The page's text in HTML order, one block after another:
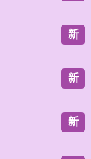
新
新
新